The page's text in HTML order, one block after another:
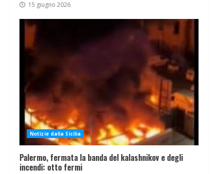
15 giugno 2026
Notizie dalla Sicilia
Palermo, fermata la banda del kalashnikov e degli
incendi: otto fermi